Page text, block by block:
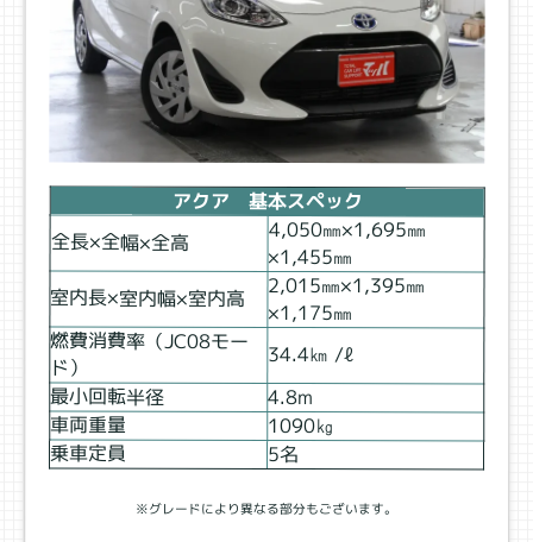
アクア 基本スペック
全長×全幅×全高 4,050㎜×1,695㎜
×1,455㎜
室内長×室内幅×室内高 2,015㎜×1,395㎜
×1,175㎜
燃費消費率（JC08モー
ド）
34.4㎞ /ℓ
最小回転半径 4.8ⅿ
車両重量 1090㎏
乗車定員 5名
※グレードにより異なる部分もございます。